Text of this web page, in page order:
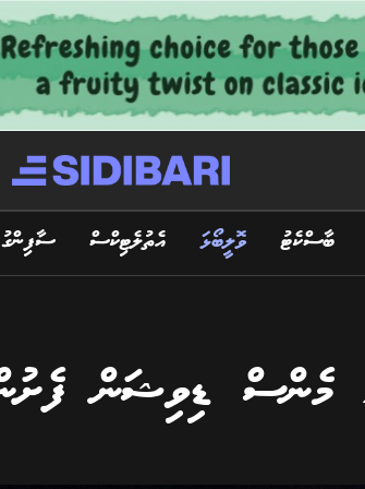
ބާސްކެޓު ވޮލީބޯޅަ އެތުލެޓިކްސް ސާފިންގު